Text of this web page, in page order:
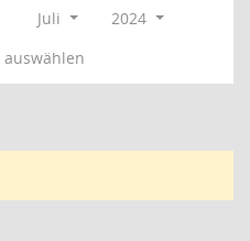
Juli
2024